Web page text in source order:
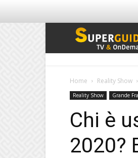
Home Reality Show
Reality Show Grande
Chi è
2020?